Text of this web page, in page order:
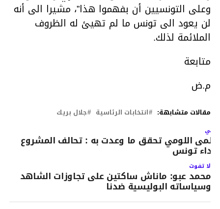
وعلى التونسيين أن بفهموا هذا”، مشيرا الى أنه
لن يعود الى تونس ما لم تهيئ له الظروف
الملائمة لذلك.
متابعة
م.ض
مقالات متشابهة: انتخابات الرئاسية جلال بريك
اللومي تحقق ما وعدت به : تحالف المشروع
تونس
لا تفوت
محمد عبو: ماناش ساكتين على تجاوزات الشاهد
وسياساته البوليسية ضدنا